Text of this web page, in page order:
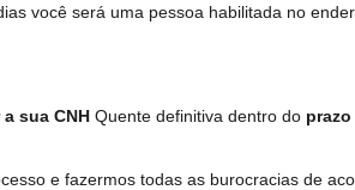
você será uma pessoa habilitada no
sua CNH Quente definitiva dentro do
e fazermos todas as burocracias de